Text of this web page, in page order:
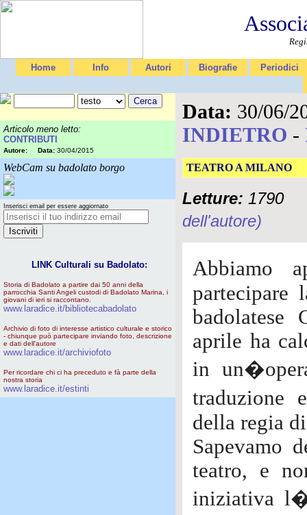
Home Info Autori Biografie Periodici
Articolo meno letto:
CONTRIBUTI
Autore: Data: 30/04/2015
WebCam su badolato borgo
Inserisci email per essere aggiornato
LINK Culturali su Badolato:
Storia di Badolato a partire dai 50 anni della
parrocchia Santi Angeli custodi di Badolato Marina, i
giovani di ieri si raccontano.
www.laradice.it/bibliotecabadolato
Archivio di foto di interesse artistico culturale e storico
- chiunque può partecipare inviando foto, descrizione
e dati dell'autore
www.laradice.it/archiviofoto
Per ricordare chi ci ha preceduto e fà parte della
nostra storia
www.laradice.it/estinti
Data: 30/06/
INDIETRO -
TEATRO A MILANO
Letture: 1790
dell'autore)
Abbiamo
badolatese
aprile ha
in
traduzione
della regia
Sapevamo
teatro, e
iniziativa